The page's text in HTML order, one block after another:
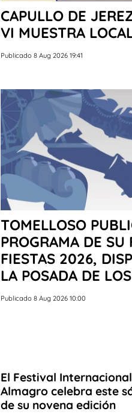
CAPULLO DE
VI MUESTRA
Publicado 8 Aug 2026 19:41
TOMELLOSO
PROGRAMA DE SU
FIESTAS 2026,
LA POSADA DE
Publicado 8 Aug 2026 10:00
El Festival
Almagro celebra este
de su novena edición